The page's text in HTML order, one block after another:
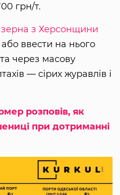
грн/т.
зерна з Херсонщини
або ввести на нього
через масову
— сірих журавлів і
розповів, як
при дотриманні